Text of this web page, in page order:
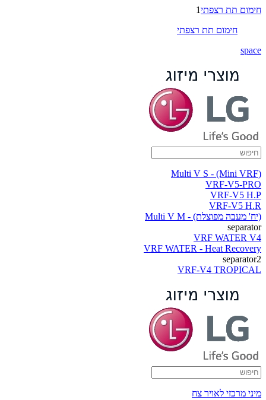
חימום תת רצפתי1
חימום תת רצפתי
space
(Multi V S - (Mini VRF
VRF-V5-PRO
VRF-V5 H.P
VRF-V5 H.R
(יח' מעבה מפוצלת) - Multi V M
separator
VRF WATER V4
VRF WATER - Heat Recovery
separator2
VRF-V4 TROPICAL
מיני מרכזי לאויר צח